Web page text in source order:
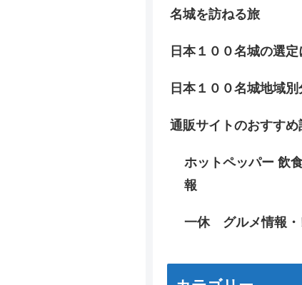
名城を訪ねる旅
日本１００名城の選
日本１００名城地域別
通販サイトのおすすめ
ホットペッパー 飲
報
一休 グルメ情報・